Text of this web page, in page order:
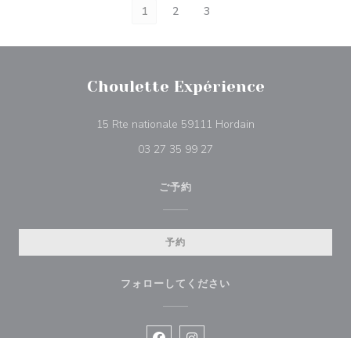
1 2 3
Choulette Expérience
15 Rte nationale 59111 Hordain
03 27 35 99 27
ご予約
予約
フォローしてください